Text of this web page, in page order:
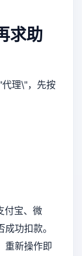
求助
理\"，先按
付宝、微
功扣款。
重新操作即